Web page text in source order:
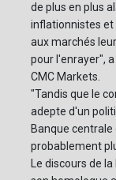
de plus en plus
inflationnistes et
aux marchés
pour l'enrayer",
CMC Markets.
"Tandis que le
adepte d'un
Banque
probablement
Le discours de